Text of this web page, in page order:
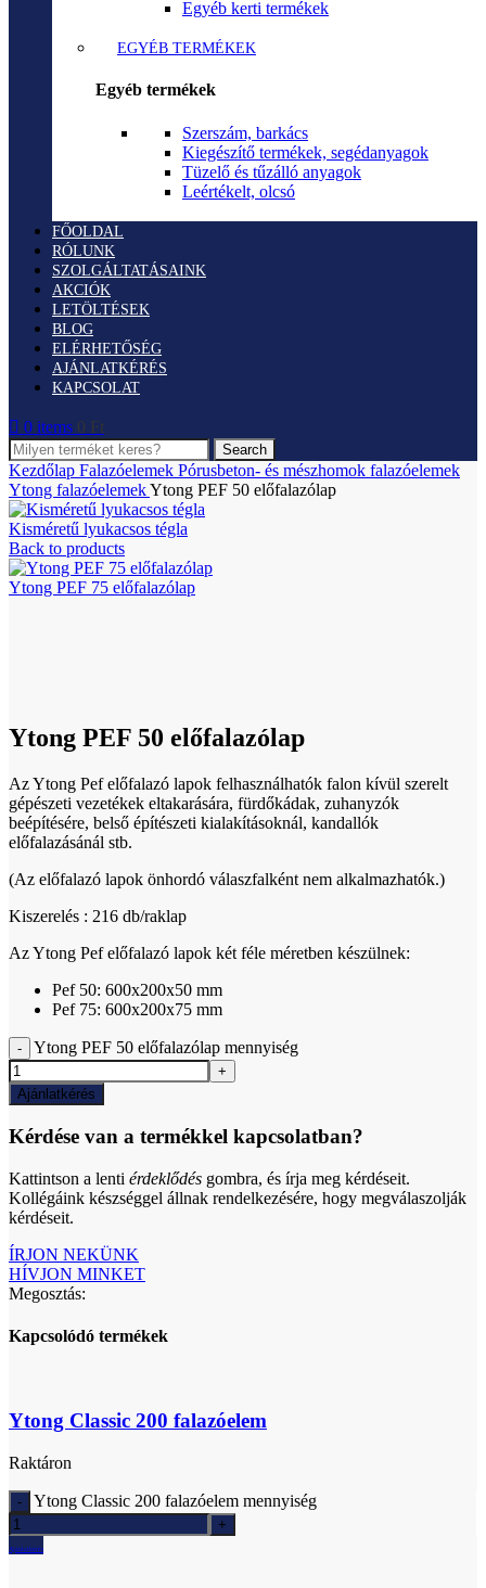
Egyéb kerti termékek
EGYÉB TERMÉKEK
Egyéb termékek
Szerszám, barkács
Kiegészítő termékek, segédanyagok
Tüzelő és tűzálló anyagok
Leértékelt, olcsó
FŐOLDAL
RÓLUNK
SZOLGÁLTATÁSAINK
AKCIÓK
LETÖLTÉSEK
BLOG
ELÉRHETŐSÉG
AJÁNLATKÉRÉS
KAPCSOLAT
0 items 0 Ft
Search
Kezdőlap Falazóelemek Pórusbeton- és mészhomok falazóelemek
Ytong falazóelemekYtong PEF 50 előfalazólap
Kisméretű lyukacsos tégla
Back to products
Ytong PEF 75 előfalazólap
Ytong PEF 50 előfalazólap
Az Ytong Pef előfalazó lapok felhasználhatók falon kívül szerelt
gépészeti vezetékek eltakarására, fürdőkádak, zuhanyzók
beépítésére, belső építészeti kialakításoknál, kandallók
előfalazásánál stb.
(Az előfalazó lapok önhordó válaszfalként nem alkalmazhatók.)
Kiszerelés : 216 db/raklap
Az Ytong Pef előfalazó lapok két féle méretben készülnek:
Pef 50: 600x200x50 mm
Pef 75: 600x200x75 mm
Ytong PEF 50 előfalazólap mennyiség
Ajánlatkérés
Kérdése van a termékkel kapcsolatban?
Kattintson a lenti érdeklődés gombra, és írja meg kérdéseit.
Kollégáink készséggel állnak rendelkezésére, hogy megválaszolják
kérdéseit.
ÍRJON NEKÜNK
HÍVJON MINKET
Megosztás:
Kapcsolódó termékek
Ytong Classic 200 falazóelem
Raktáron
Ytong Classic 200 falazóelem mennyiség
Ajánlatkérés